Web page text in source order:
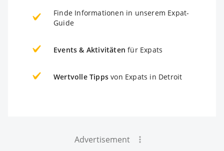
Finde Informationen in unserem Expat-
Guide
Events & Aktivitäten für Expats
Wertvolle Tipps von Expats in Detroit
Advertisement